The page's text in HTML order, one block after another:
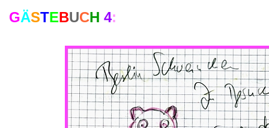
GÄSTEBUCH 4: